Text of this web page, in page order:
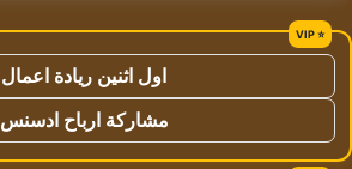
اول اثنين ريادة اعمال
مشاركة ارباح ادسنس